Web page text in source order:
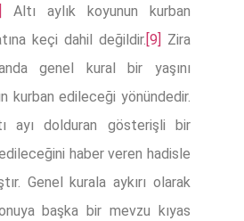
Altı aylık koyunun kurban
keçi dahil değildir. [9]
Zira
genel kural bir yaşını
kurban edileceği yönündedir.
ayı dolduran gösterişli bir
haber veren hadisle
Genel kurala aykırı olarak
başka bir mevzu kıyas